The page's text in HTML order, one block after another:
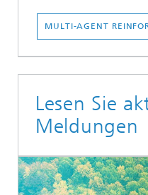
MULTI-AGENT
Lesen Sie
Meldungen